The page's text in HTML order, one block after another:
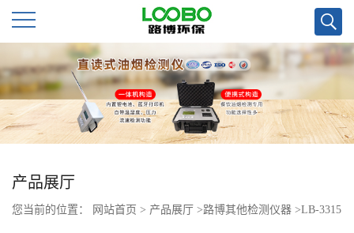
公
司
首
页
公
产品展厅
您当前的位置： 网站首页 > 产品展厅 >路博其他检测仪器 >LB-3315